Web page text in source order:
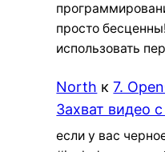
просто
использовать
North к7.
Захват видео
если у вас